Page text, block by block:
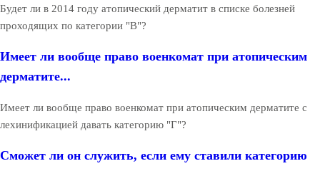
Будет ли в 2014 году атопический дерматит в списке болезней
проходящих по категории "В"?
Имеет ли вообще право военкомат при атопическим
дерматите...
Имеет ли вообще право военкомат при атопическим дерматите с
лехинификацией давать категорию "Г"?
Сможет ли он служить, если ему ставили категорию